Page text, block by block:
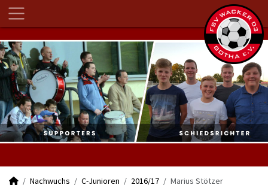
Nachwuchs C-Junioren 2016/17 Marius Stötzer